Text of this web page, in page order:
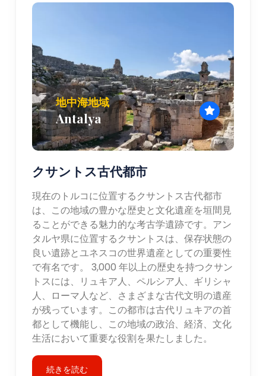
地中海地域
Antalya
クサントス古代都市
現在のトルコに位置するクサントス古代都市
は、この地域の豊かな歴史と文化遺産を垣間見
ることができる魅力的な考古学遺跡です。アン
タルヤ県に位置するクサントスは、保存状態の
良い遺跡とユネスコの世界遺産としての重要性
で有名です。 3,000 年以上の歴史を持つクサン
トスには、リュキア人、ペルシア人、ギリシャ
人、ローマ人など、さまざまな古代文明の遺産
が残っています。この都市は古代リュキアの首
都として機能し、この地域の政治、経済、文化
生活において重要な役割を果たしました。
続きを読む